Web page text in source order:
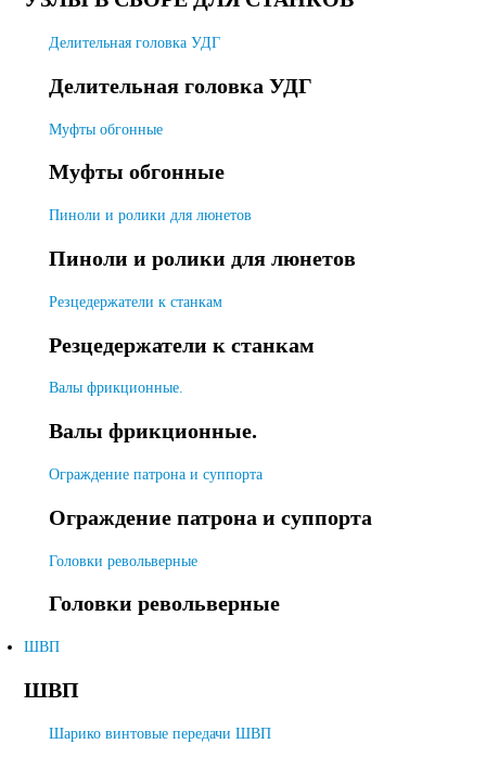
Делительная головка УДГ
Делительная головка УДГ
Муфты обгонные
Муфты обгонные
Пиноли и ролики для люнетов
Пиноли и ролики для люнетов
Резцедержатели к станкам
Резцедержатели к станкам
Валы фрикционные.
Валы фрикционные.
Ограждение патрона и суппорта
Ограждение патрона и суппорта
Головки револьверные
Головки револьверные
ШВП
ШВП
Шарико винтовые передачи ШВП